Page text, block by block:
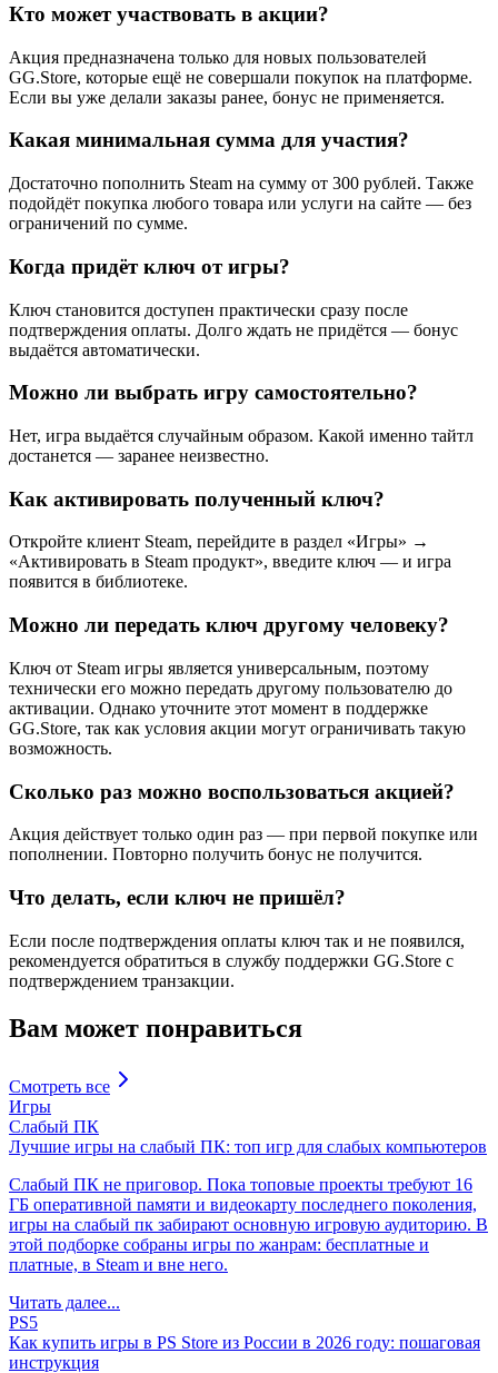
Кто может участвовать в акции?
Акция предназначена только для новых пользователей
GG.Store, которые ещё не совершали покупок на платформе.
Если вы уже делали заказы ранее, бонус не применяется.
Какая минимальная сумма для участия?
Достаточно пополнить Steam на сумму от 300 рублей. Также
подойдёт покупка любого товара или услуги на сайте — без
ограничений по сумме.
Когда придёт ключ от игры?
Ключ становится доступен практически сразу после
подтверждения оплаты. Долго ждать не придётся — бонус
выдаётся автоматически.
Можно ли выбрать игру самостоятельно?
Нет, игра выдаётся случайным образом. Какой именно тайтл
достанется — заранее неизвестно.
Как активировать полученный ключ?
Откройте клиент Steam, перейдите в раздел «Игры» →
«Активировать в Steam продукт», введите ключ — и игра
появится в библиотеке.
Можно ли передать ключ другому человеку?
Ключ от Steam игры является универсальным, поэтому
технически его можно передать другому пользователю до
активации. Однако уточните этот момент в поддержке
GG.Store, так как условия акции могут ограничивать такую
возможность.
Сколько раз можно воспользоваться акцией?
Акция действует только один раз — при первой покупке или
пополнении. Повторно получить бонус не получится.
Что делать, если ключ не пришёл?
Если после подтверждения оплаты ключ так и не появился,
рекомендуется обратиться в службу поддержки GG.Store с
подтверждением транзакции.
Вам может понравиться
Смотреть все
Игры
Слабый ПК
Лучшие игры на слабый ПК: топ игр для слабых компьютеров
Слабый ПК не приговор. Пока топовые проекты требуют 16
ГБ оперативной памяти и видеокарту последнего поколения,
игры на слабый пк забирают основную игровую аудиторию. В
этой подборке собраны игры по жанрам: бесплатные и
платные, в Steam и вне него.
Читать далее...
PS5
Как купить игры в PS Store из России в 2026 году: пошаговая
инструкция